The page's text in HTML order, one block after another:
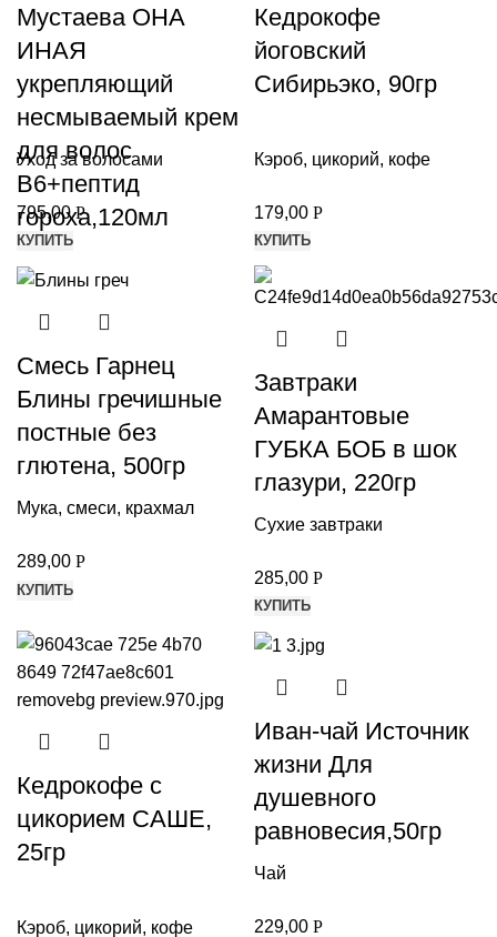
Мустаева ОНА
ИНАЯ
укрепляющий
несмываемый крем
для волос
В6+пептид
гороха,120мл
Уход за волосами
795,00Р
КУПИТЬ
Кедрокофе
йоговский
Сибирьэко, 90гр
Кэроб, цикорий, кофе
179,00 Р
КУПИТЬ
Смесь Гарнец
Блины гречишные
постные без
глютена, 500гр
Мука, смеси, крахмал
289,00 Р
КУПИТЬ
Завтраки
Амарантовые
ГУБКА БОБ в шок
глазури, 220гр
Сухие завтраки
285,00 Р
КУПИТЬ
Кедрокофе с
цикорием САШЕ,
25гр
Кэроб, цикорий, кофе
Иван-чай Источник
жизни Для
душевного
равновесия,50гр
Чай
229,00 Р